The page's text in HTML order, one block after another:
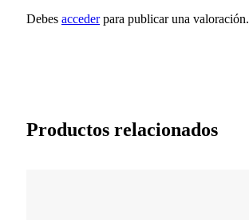
Debes accederpara publicar una valoración.
Productos relacionados